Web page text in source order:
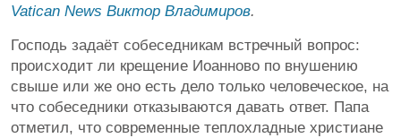
Vatican News Виктор Владимиров.
Господь задаёт собеседникам встречный вопрос:
происходит ли крещение Иоанново по внушению
свыше или же оно есть дело только человеческое, на
что собеседники отказываются давать ответ. Папа
отметил, что современные теплохладные христиане